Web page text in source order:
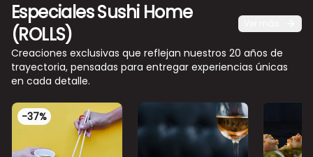
Especiales Sushi Home
(ROLLS)
Creaciones exclusivas que reflejan nuestros 20 años de
trayectoria, pensadas para entregar experiencias únicas
en cada detalle.
-37%